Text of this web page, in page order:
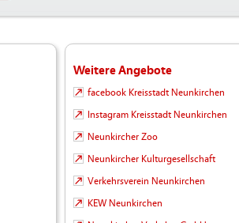
Weitere Angebote
facebook Kreisstadt Neunkirchen
Instagram Kreisstadt Neunkirchen
Neunkircher Zoo
Neunkircher Kulturgesellschaft
Verkehrsverein Neunkirchen
KEW Neunkirchen